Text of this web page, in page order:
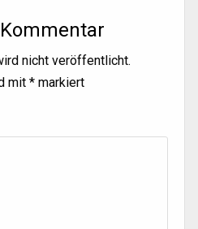
nicht veröffentlicht.
mit * markiert